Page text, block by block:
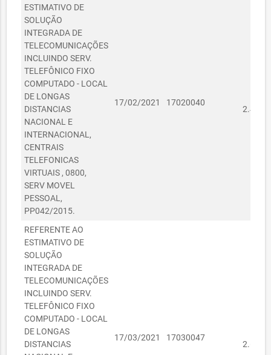
ESTIMATIVO DE
SOLUÇÃO
INTEGRADA DE
TELECOMUNICAÇÕES
INCLUINDO SERV.
TELEFÔNICO FIXO
COMPUTADO - LOCAL
DE LONGAS
DISTANCIAS
NACIONAL E
INTERNACIONAL,
CENTRAIS
TELEFONICAS
VIRTUAIS , 0800,
SERV MOVEL
PESSOAL,
PP042/2015.
17/02/2021 17020040
REFERENTE AO
ESTIMATIVO DE
SOLUÇÃO
INTEGRADA DE
TELECOMUNICAÇÕES
INCLUINDO SERV.
TELEFÔNICO FIXO
COMPUTADO - LOCAL
DE LONGAS
DISTANCIAS
17/03/2021 17030047